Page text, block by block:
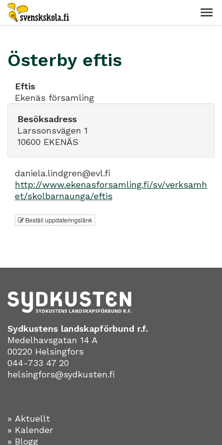
Österby eftis
Eftis
Ekenäs församling
Besöksadress
Larssonsvägen 1
10600 EKENÄS
daniela.lindgren@evl.fi
http://www.ekenasforsamling.fi/sv/verksamh
et/skolbarnaunga/eftis
Beställ uppdateringslänk
Sydkustens landskapförbund r.f.
Medelhavsgatan 14 A
00220 Helsingfors
044-733 47 20
helsingfors@sydkusten.fi
» Aktuellt
» Kalender
» Blogg